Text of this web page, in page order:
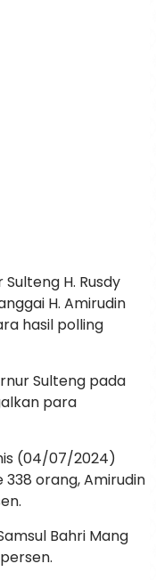
H. Rusdy
H. Amirudin
hasil polling
Sulteng pada
para
(04/07/2024)
orang, Amirudin
Bahri Mang